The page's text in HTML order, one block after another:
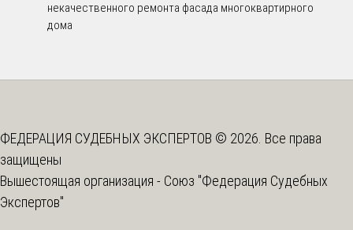
некачественного ремонта фасада многоквартирного
дома
ФЕДЕРАЦИЯ СУДЕБНЫХ ЭКСПЕРТОВ © 2026. Все права
защищены
Вышестоящая организация - Союз "Федерация Судебных
Экспертов"